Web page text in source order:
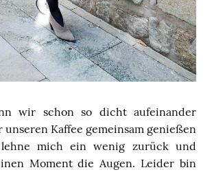
wir schon so dicht aufeinander
unseren Kaffee gemeinsam genießen
mich ein wenig zurück und
Moment die Augen. Leider bin